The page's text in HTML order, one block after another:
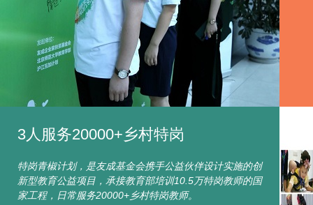
3人服务20000+乡村特岗
特岗青椒计划，是友成基金会携手公益伙伴设计实施的创
新型教育公益项目，承接教育部培训10.5万特岗教师的国
家工程，日常服务20000+乡村特岗教师。